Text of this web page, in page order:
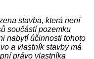
stavba, která není
součástí pozemku
nabytí účinnosti tohoto
a vlastník stavby má
právo vlastníka